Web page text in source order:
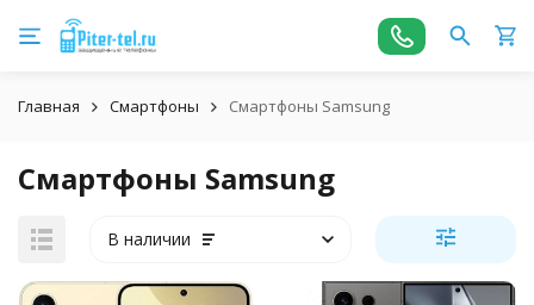
Главная Смартфоны Смартфоны Samsung
Смартфоны Samsung
В наличии